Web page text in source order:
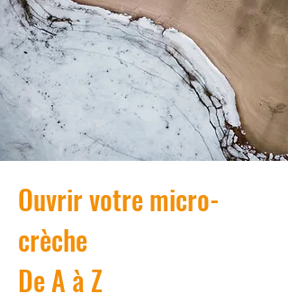
Ouvrir votre micro-
crèche
De A à Z